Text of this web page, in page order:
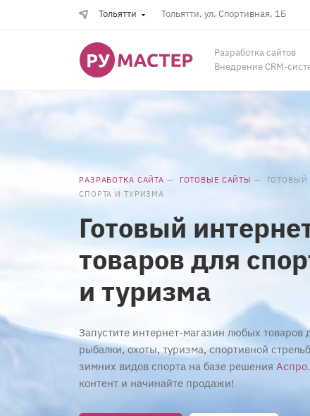
Тольятти Тольятти, ул. Спортивная, 1Б
Разработка сайтов
Внедрение CRM-
РАЗРАБОТКА САЙТА — ГОТОВЫЕ САЙТЫ — ГОТОВЫЙ
СПОРТА И ТУРИЗМА
Готовый
товаров для
и туризма
Запустите интернет-магазин любых товаров
рыбалки, охоты, туризма, спортивной
зимних видов спорта на базе решения Аспро
контент и начинайте продажи!